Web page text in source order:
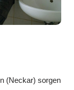
(Neckar) sorgen